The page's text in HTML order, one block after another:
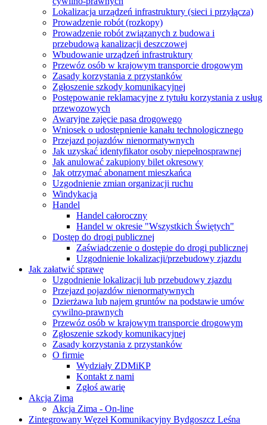
Lokalizacja urządzeń infrastruktury (sieci i przyłącza)
Prowadzenie robót (rozkopy)
Prowadzenie robót związanych z budowa i
przebudową kanalizacji deszczowej
Wbudowanie urządzeń infrastruktury
Przewóz osób w krajowym transporcie drogowym
Zasady korzystania z przystanków
Zgłoszenie szkody komunikacyjnej
Postępowanie reklamacyjne z tytułu korzystania z usług
przewozowych
Awaryjne zajęcie pasa drogowego
Wniosek o udostępnienie kanału technologicznego
Przejazd pojazdów nienormatywnych
Jak uzyskać identyfikator osoby niepełnosprawnej
Jak anulować zakupiony bilet okresowy
Jak otrzymać abonament mieszkańca
Uzgodnienie zmian organizacji ruchu
Windykacja
Handel
Handel całoroczny
Handel w okresie "Wszystkich Świętych"
Dostęp do drogi publicznej
Zaświadczenie o dostępie do drogi publicznej
Uzgodnienie lokalizacji/przebudowy zjazdu
Jak załatwić sprawę
Uzgodnienie lokalizacji lub przebudowy zjazdu
Przejazd pojazdów nienormatywnych
Dzierżawa lub najem gruntów na podstawie umów
cywilno-prawnych
Przewóz osób w krajowym transporcie drogowym
Zgłoszenie szkody komunikacyjnej
Zasady korzystania z przystanków
O firmie
Wydziały ZDMiKP
Kontakt z nami
Zgłoś awarię
Akcja Zima
Akcja Zima - On-line
Zintegrowany Węzeł Komunikacyjny Bydgoszcz Leśna